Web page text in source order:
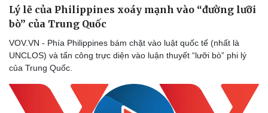
Lý lẽ của Philippines xoáy mạnh vào “đường lưỡi
bò” của Trung Quốc
VOV.VN - Phía Philippines bám chặt vào luật quốc tế (nhất là
UNCLOS) và tấn công trực diện vào luận thuyết “lưỡi bò” phi lý
của Trung Quốc.